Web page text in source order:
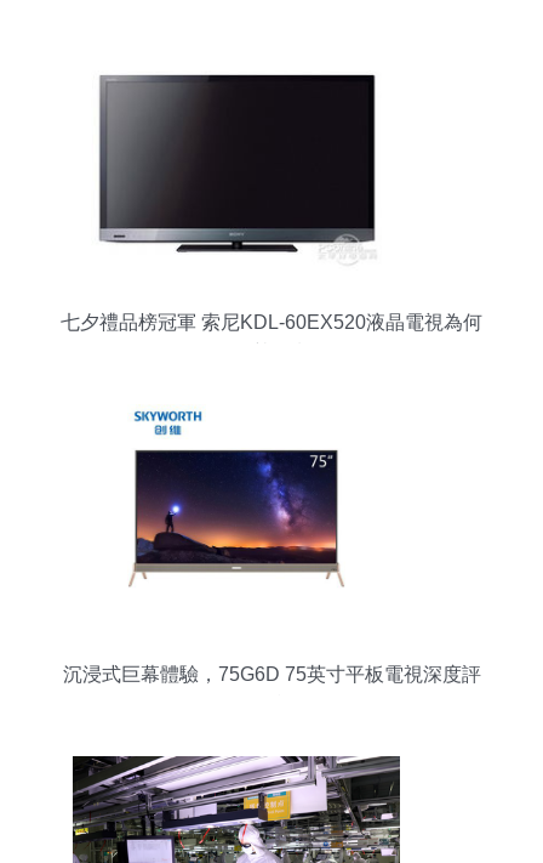
七夕禮品榜冠軍 索尼KDL-60EX520液晶電視為何
沉浸式巨幕體驗，75G6D 75英寸平板電視深度評